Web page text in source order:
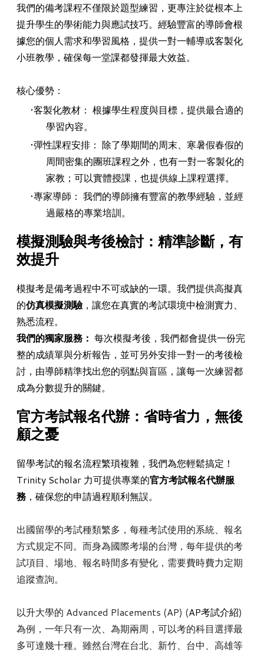
我們的備考課程不僅限於題型練習，更專注於從根本上
提升學生的學術能力與應試技巧。經驗豐富的導師會根
據您的個人需求和學習風格，提供一對一輔導或客製化
小班教學，確保每一堂課都發揮最大效益。
核心優勢：
客製化教材： 根據學生程度與目標，提供最合適的
學習內容。
彈性課程安排： 除了學期間的周末、寒暑假春假的
周間密集的團班課程之外，也有一對一客製化的
家教；可以實體授課，也提供線上課程選擇。
專家導師： 我們的導師擁有豐富的教學經驗，並經
過嚴格的專業培訓。
​模擬測驗與考後檢討：精準診斷，有
效提升
模擬考是備考過程中不可或缺的一環。我們提供高擬真
的仿真模擬測驗，讓您在真實的考試環境中檢測實力、
熟悉流程。
我們的獨家服務： 每次模擬考後，我們都會提供一份完
整的成績單與分析報告，並可另外安排一對一的考後檢
討，由導師精準找出您的弱點與盲區，讓每一次練習都
成為分數提升的關鍵。
​官方考試報名代辦：省時省力，無後
顧之憂
留學考試的報名流程繁瑣複雜，我們為您輕鬆搞定！
Trinity Scholar 力可提供專業的官方考試報名代辦服
務 ，確保您的申請過程順利無誤。
出國留學的考試種類繁多， 每種考試使用的系統、報名
方式規定不同。 而身為國際考場的台灣，每年提供的考
試項目、場地、 報名時間多有變化，需要費時費力定期
追蹤查詢。
以升大學的 Advanced Placements (AP) (AP考試介紹)
為例，一年只有一次、為期兩周， 可以考的科目選擇最
多可達幾十種。雖然台灣在台北、新竹、台中、 高雄等